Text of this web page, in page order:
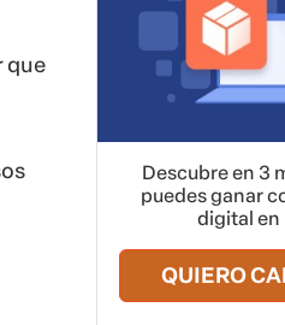
que
Descubre en 3
puedes ganar
digital
QUIERO